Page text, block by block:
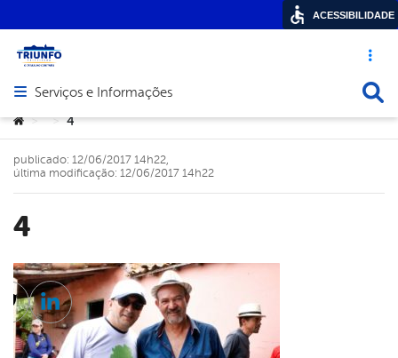
Acesso
Abrir menu principal de navegação
Serviços e Informações
Você está aqui:
> > 4
4
publicado: 12/06/2017 14h22,
última modificação: 12/06/2017 14h22
Twitter
Linkedin
ACESSIBILIDADE